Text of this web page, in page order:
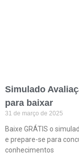
Simulado
para baixar
31 de março de 2025
Baixe GRÁTIS o
e prepare-se para
conhecimentos